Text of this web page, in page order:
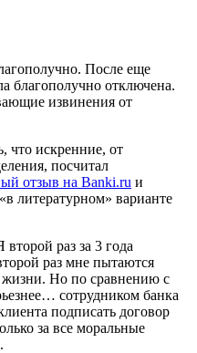
После еще
благополучно отключена.
извинения от
что искренние, от
посчитал
отзыв на Banki.ru и
литературном» варианте
раз за 3 года
раз мне пытаются
жизни. Но по сравнению с
сотрудником банка
подписать договор
за все моральные